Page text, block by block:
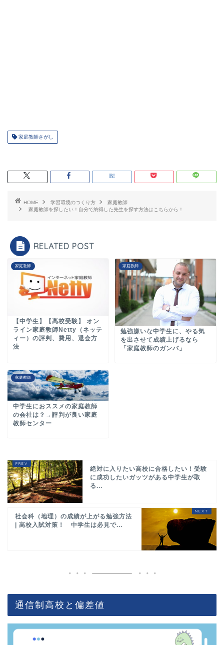
家庭教師さがし
HOME 学習環境のつくり方
家庭教師
家庭教師を探したい！自分で納得した先生を探す方法はこちらから！
RELATED POST
家庭教師
【中学生】【高校受験】 オン
ライン家庭教師Netty（ネッテ
ィー）の評判、費用、退会方
法
家庭教師
勉強嫌いな中学生に、やる気
を出させて成績上げるなら
「家庭教師のガンバ」
家庭教師
中学生におススメの家庭教師
の会社は？→評判が良い家庭
教師センター
絶対に入りたい高校に合格したい！受験
に成功したいガッツがある中学生が取
る...
社会科（地理）の成績が上がる勉強方法
| 高校入試対策！ 中学生は必見で...
通信制高校と偏差値